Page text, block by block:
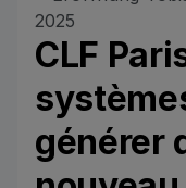
CLF
générer